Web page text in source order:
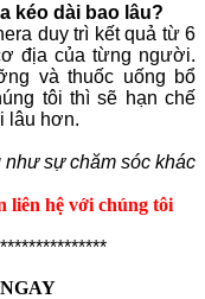
kéo dài bao lâu?
duy trì kết quả từ 6
địa của từng người.
và thuốc uống bổ
tôi thì sẽ hạn chế
lâu hơn.
sự chăm sóc khác
liên hệ với chúng tôi